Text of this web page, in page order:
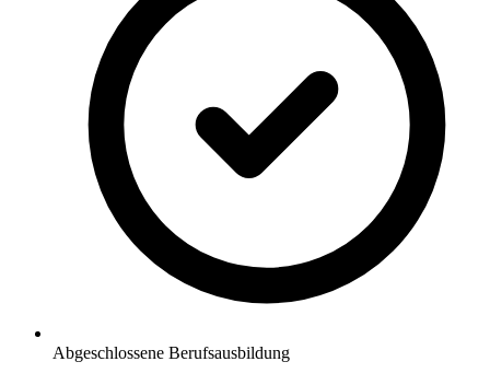
Abgeschlossene Berufsausbildung